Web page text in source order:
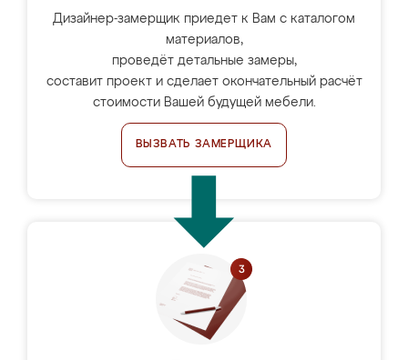
Дизайнер-замерщик приедет к Вам с каталогом
материалов,
проведёт детальные замеры,
составит проект и сделает окончательный расчёт
стоимости Вашей будущей мебели.
ВЫЗВАТЬ ЗАМЕРЩИКА